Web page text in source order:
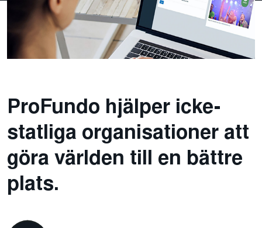
ProFundo hjälper icke-
statliga organisationer att
göra världen till en bättre
plats.